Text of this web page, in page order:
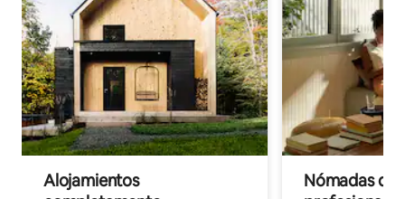
Alojamientos
Nómadas